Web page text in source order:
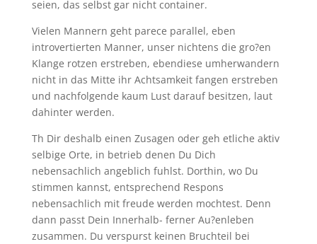
seien, das selbst gar nicht container.
Vielen Mannern geht parece parallel, eben
introvertierten Manner, unser nichtens die gro?en
Klange rotzen erstreben, ebendiese umherwandern
nicht in das Mitte ihr Achtsamkeit fangen erstreben
und nachfolgende kaum Lust darauf besitzen, laut
dahinter werden.
Th Dir deshalb einen Zusagen oder geh etliche aktiv
selbige Orte, in betrieb denen Du Dich
nebensachlich angeblich fuhlst. Dorthin, wo Du
stimmen kannst, entsprechend Respons
nebensachlich mit freude werden mochtest. Denn
dann passt Dein Innerhalb- ferner Au?enleben
zusammen. Du verspurst keinen Bruchteil bei